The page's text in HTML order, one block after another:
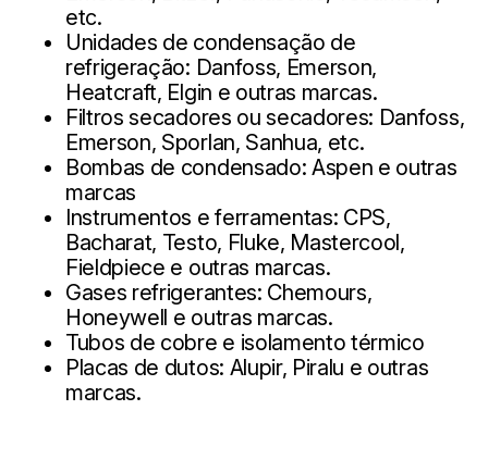
etc.
Unidades de condensação de
refrigeração: Danfoss, Emerson,
Heatcraft, Elgin e outras marcas.
Filtros secadores ou secadores: Danfoss,
Emerson, Sporlan, Sanhua, etc.
Bombas de condensado: Aspen e outras
marcas
Instrumentos e ferramentas: CPS,
Bacharat, Testo, Fluke, Mastercool,
Fieldpiece e outras marcas.
Gases refrigerantes: Chemours,
Honeywell e outras marcas.
Tubos de cobre e isolamento térmico
Placas de dutos: Alupir, Piralu e outras
marcas.